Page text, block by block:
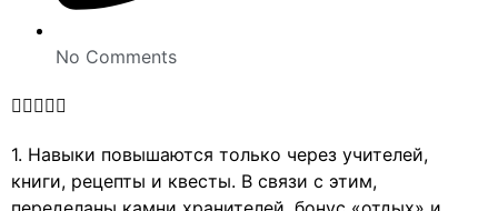
No Comments

1. Навыки повышаются только через учителей,
книги, рецепты и квесты. В связи с этим,